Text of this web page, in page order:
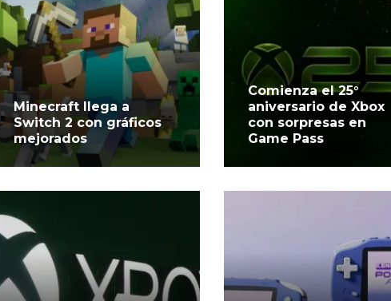
Minecraft llega a
Switch 2 con gráficos
mejorados
Comienza el 25°
aniversario de Xbox
con sorpresas en
Game Pass